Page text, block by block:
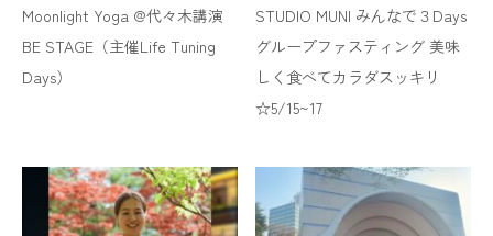
Moonlight Yoga @代々木講演
BE STAGE（主催Life Tuning
Days）
STUDIO MUNI みんなで３Days
グループファスティング 美味
しく食べてカラダスッキリ
☆5/15~17